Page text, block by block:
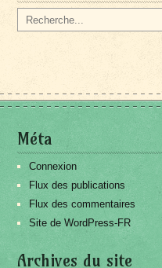
Méta
Connexion
Flux des publications
Flux des commentaires
Site de WordPress-FR
Archives du site